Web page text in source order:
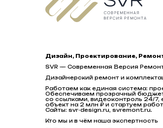
Дизайн, Проектирование,
SVR — Современная Версия
Дизайнерский ремонт и
Работаем как единая система:
Обеспечиваем прозрачный
со ссылками, видеоконтроль 24/7,
объект на 2 млн ₽ и стартуем
Сайты: svr-design.ru, svremont.ru.
Кто мы и в чём наша экспертность